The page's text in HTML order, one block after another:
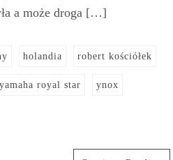
a może droga […]
holandia robert kościółek
yamaha royal star ynox